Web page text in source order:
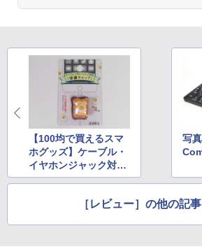
【100均で買えるスマ
ホグッズ】ケーブル・
イヤホンジャック対応
保護キャップ 目玉焼き
写
［レビュー］の他の記